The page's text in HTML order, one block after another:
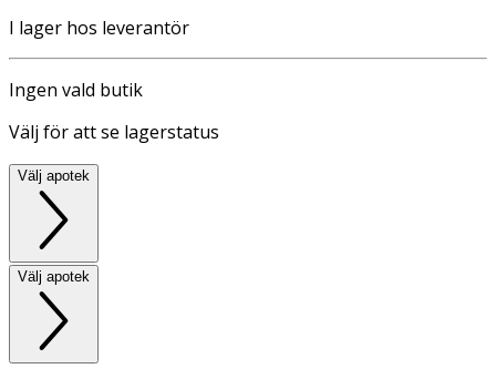
I lager hos leverantör
Ingen vald butik
Välj för att se lagerstatus
Välj apotek
Välj apotek